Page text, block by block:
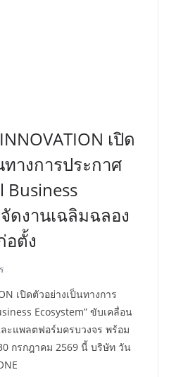
เปิด
างการประกาศ
ดงานเฉลิมฉลอง
อตั้ง
เปิดตัวอย่างเป็นทางการ
Ecosystem” ขับเคลื่อน
ะแพลตฟอร์มครบวงจร พร้อม
กรกฎาคม​ 2569​ นี้ บริษัท วัน